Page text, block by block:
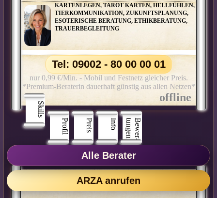
KARTENLEGEN, TAROT KARTEN, HELLFÜHLEN,
TIERKOMMUNIKATION, ZUKUNFTSPLANUNG,
ESOTERISCHE BERATUNG, ETHIKBERATUNG,
TRAUERBEGLEITUNG
Skills
Profil
Preis Info B
e
w
e
r
­
t
u
n
g
e
n
Tel: 09002 - 80 00 00 01
nur 0,99 €/Min. - Mobil und Festnetz gleicher Preis.
*Premium-Beraterin dauerhaft günstig aus allen Netzen*
LYF
ARZA anrufen
Alle Berater